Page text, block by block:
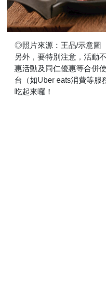
◎照片來源：王品/示意圖
另外，要特別注意，活動
惠活動及同仁優惠等合併
台（如Uber eats消費等服
吃起來囉！